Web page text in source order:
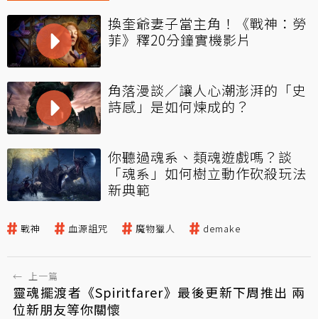
換奎爺妻子當主角！《戰神：勞
菲》釋20分鐘實機影片
角落漫談／讓人心潮澎湃的「史
詩感」是如何煉成的？
你聽過魂系、類魂遊戲嗎？談
「魂系」如何樹立動作砍殺玩法
新典範
戰神 血源詛咒 魔物獵人 demake
← 上一篇
靈魂擺渡者《Spiritfarer》最後更新下周推出 兩
位新朋友等你關懷